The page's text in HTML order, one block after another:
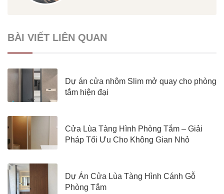
BÀI VIẾT LIÊN QUAN
Dự án cửa nhôm Slim mở quay cho phòng
tắm hiện đại
Cửa Lùa Tàng Hình Phòng Tắm – Giải
Pháp Tối Ưu Cho Không Gian Nhỏ
Dự Án Cửa Lùa Tàng Hình Cánh Gỗ
Phòng Tắm